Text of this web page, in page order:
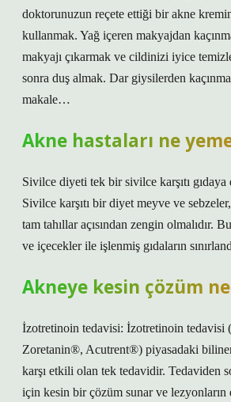
doktorunuzun reçete ettiği bir akne
kullanmak. Yağ içeren makyajdan
makyajı çıkarmak ve cildinizi iyice
sonra duş almak. Dar giysilerden
makale…
Akne hastaları ne
Sivilce diyeti tek bir sivilce karşıtı gıdaya
Sivilce karşıtı bir diyet meyve ve
tam tahıllar açısından zengin olmalıdır.
ve içecekler ile işlenmiş gıdaların
Akneye kesin çözüm
İzotretinoin tedavisi: İzotretinoin tedavisi
Zoretanin®, Acutrent®) piyasadaki
karşı etkili olan tek tedavidir. Tedaviden
için kesin bir çözüm sunar ve lezyonların